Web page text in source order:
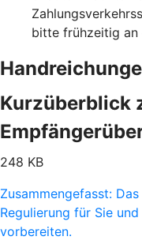
bitte frühzeitig an
Kurzüberblick
248 KB
Zusammengefasst:
Regulierung für Sie
vorbereiten.